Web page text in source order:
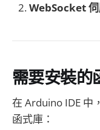
WebSocket
需要安裝的
在 Arduino IDE 中
函式庫：